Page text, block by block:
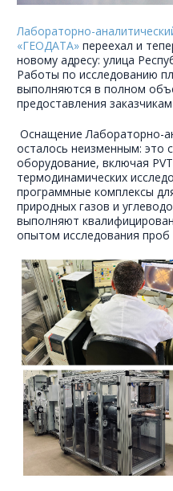
Лабораторно-
«ГЕОДАТА» переехал и
новому адресу: улица
Работы по исследованию
выполняются в полном
предоставления
Оснащение Лабораторно-
осталось неизменным: это
оборудование, включая
термодинамических
программные комплексы
природных газов и
выполняют
опытом исследования